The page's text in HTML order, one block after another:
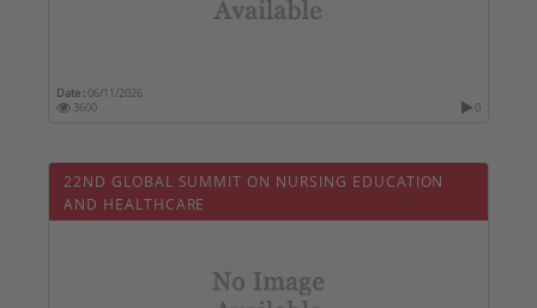
Date :06/11/2026
3600
0
22ND GLOBAL SUMMIT ON NURSING EDUCATION
AND HEALTHCARE